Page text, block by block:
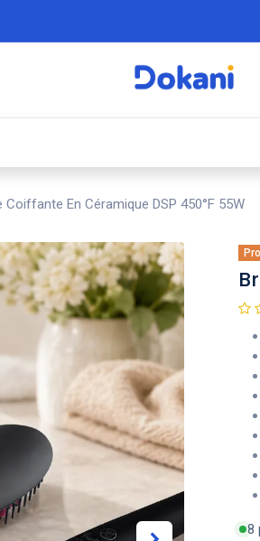
Coiffante En Céramique DSP 450°F 55W
8